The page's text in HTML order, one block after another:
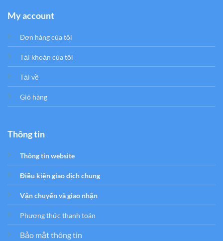
My account
Đơn hàng của tôi
Tải khoản của tôi
Tải về
Giỏ hàng
Thông tin
Thông tin website
Điều kiện giao dịch chung
Vận chuyển và giao nhận
Phương thức thanh toán
Bảo mật thông tin